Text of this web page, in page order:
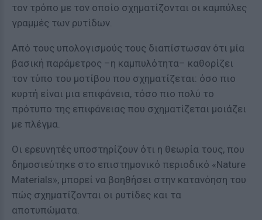
τον τρόπο με τον οποίο σχηματίζονται οι καμπύλες
γραμμές των ρυτίδων.
Από τους υπολογισμούς τους διαπίστωσαν ότι μία
βασική παράμετρος –η καμπυλότητα– καθορίζει
τον τύπο του μοτίβου που σχηματίζεται: όσο πιο
κυρτή είναι μια επιφάνεια, τόσο πιο πολύ το
πρότυπο της επιφάνειας που σχηματίζεται μοιάζει
με πλέγμα.
Οι ερευνητές υποστηρίζουν ότι η θεωρία τους, που
δημοσιεύτηκε στο επιστημονικό περιοδικό «Nature
Materials», μπορεί να βοηθήσει στην κατανόηση του
πώς σχηματίζονται οι ρυτίδες και τα
αποτυπώματα.